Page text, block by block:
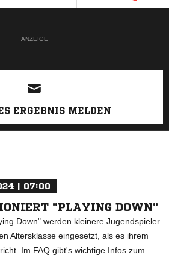
ANZEIGE
ERGEBNIS MELDEN
| 07:00
"PLAYING DOWN"
Down" werden kleinere Jugendspieler
Altersklasse eingesetzt, als es ihrem
Im FAQ gibt's wichtige Infos zum